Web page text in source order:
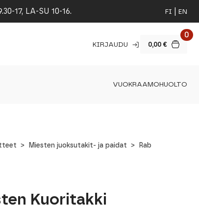
17, LA-SU 10-16. FI EN
KIRJAUDU 0,00 €
0
VUOKRAAMOHUOLTO
Miesten juoksutakit- ja paidat
Rab
Kuoritakki